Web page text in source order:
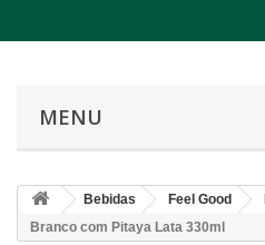
MENU
Bebidas Feel Good
Branco com Pitaya Lata 330ml